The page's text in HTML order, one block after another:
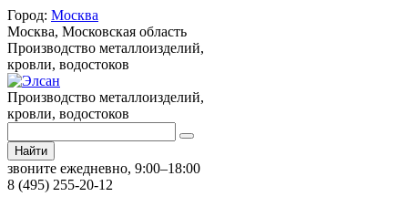
Город: Москва
Москва, Московская область
Производство металлоизделий,
кровли, водостоков
Производство металлоизделий,
кровли, водостоков
Найти
звоните ежедневно, 9:00–18:00
8 (495) 255-20-12